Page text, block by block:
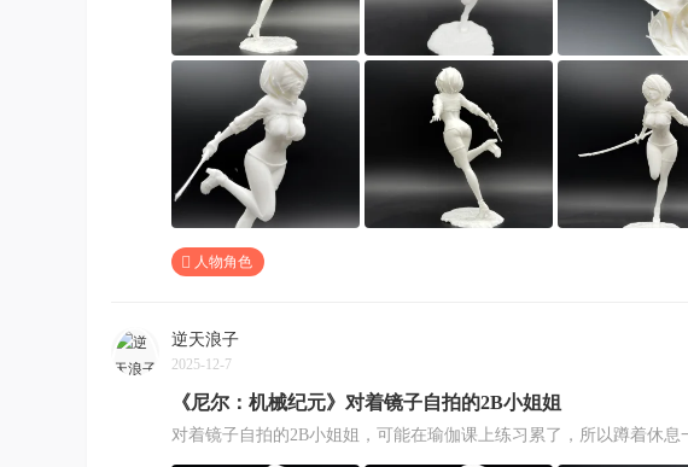
人物角色
逆天浪子
2025-12-7
《尼尔：机械纪元》对着镜子自拍的2B小姐姐
对着镜子自拍的2B小姐姐，可能在瑜伽课上练习累了，所以蹲着休息